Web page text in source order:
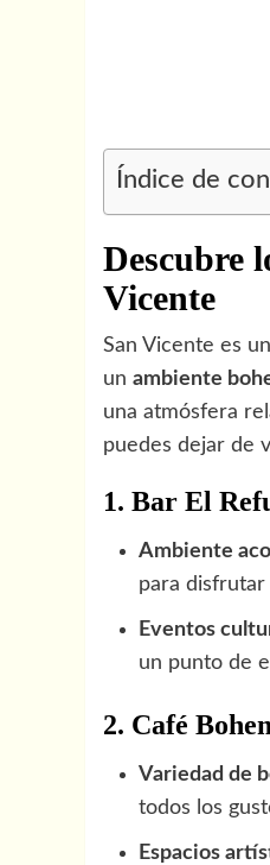
Índice de
Descubre
Vicente
San Vicente es
un ambiente
una atmósfera
puedes dejar de
1. Bar El
Ambiente
para disfrutar
Eventos
un punto de
2. Café
Variedad de
todos los
Espacios